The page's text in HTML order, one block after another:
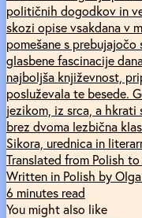
političnih dogodkov in
skozi opise vsakdana v
pomešane s
glasbene fascinacije
najboljša književnost,
posluževala te besede.
jezikom, iz srca, a
brez dvoma lezbična
Sikora, urednica in
Translated from Polish
Written in Polish by
6 minutes read
You might also like